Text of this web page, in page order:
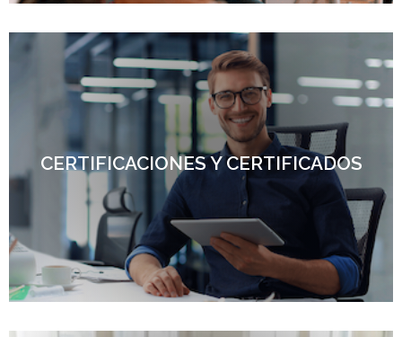
CERTIFICACIONES Y CERTIFICADOS